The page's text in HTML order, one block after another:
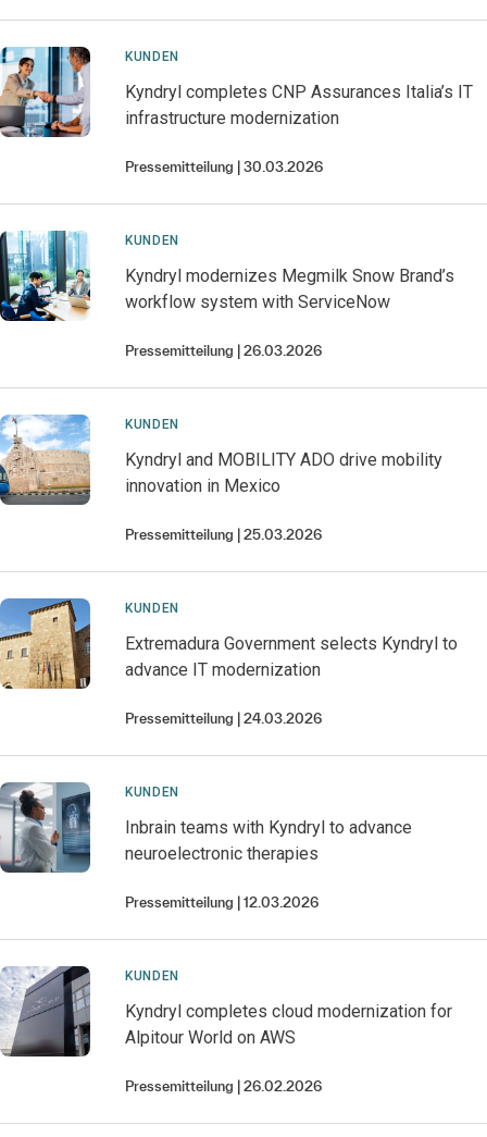
KUNDEN
Kyndryl completes CNP Assurances Italia’s IT
infrastructure modernization
Pressemitteilung 30.03.2026
KUNDEN
Kyndryl modernizes Megmilk Snow Brand’s
workflow system with ServiceNow
Pressemitteilung 26.03.2026
KUNDEN
Kyndryl and MOBILITY ADO drive mobility
innovation in Mexico
Pressemitteilung 25.03.2026
KUNDEN
Extremadura Government selects Kyndryl to
advance IT modernization
Pressemitteilung 24.03.2026
KUNDEN
Inbrain teams with Kyndryl to advance
neuroelectronic therapies
Pressemitteilung 12.03.2026
KUNDEN
Kyndryl completes cloud modernization for
Alpitour World on AWS
Pressemitteilung 26.02.2026